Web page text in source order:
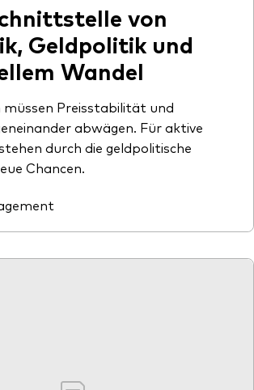
von
Geldpolitik und
Wandel
Preisstabilität und
abwägen. Für aktive
durch die geldpolitische
Chancen.